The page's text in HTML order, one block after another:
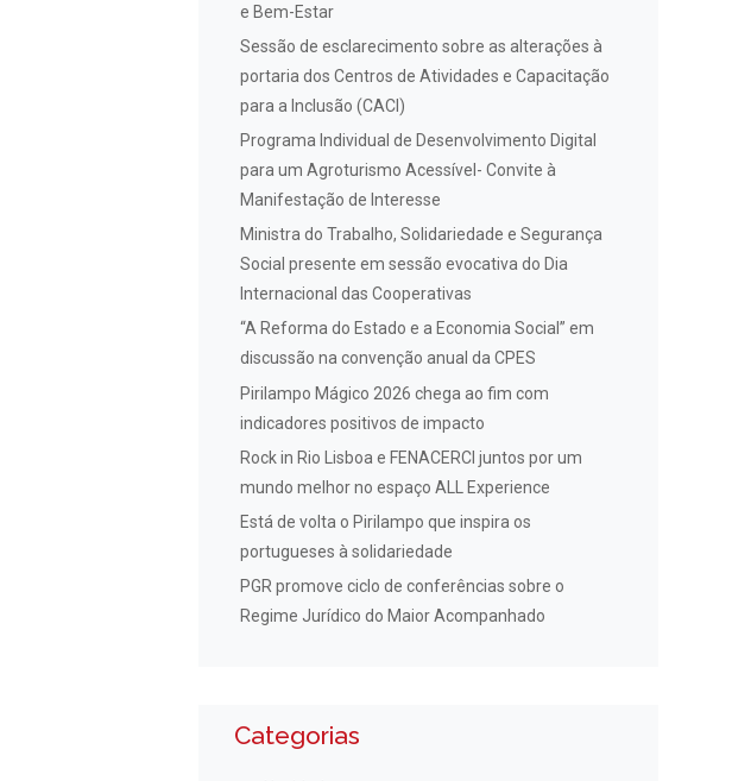
e Bem-Estar
Sessão de esclarecimento sobre as alterações à
portaria dos Centros de Atividades e Capacitação
para a Inclusão (CACI)
Programa Individual de Desenvolvimento Digital
para um Agroturismo Acessível- Convite à
Manifestação de Interesse
Ministra do Trabalho, Solidariedade e Segurança
Social presente em sessão evocativa do Dia
Internacional das Cooperativas
“A Reforma do Estado e a Economia Social” em
discussão na convenção anual da CPES
Pirilampo Mágico 2026 chega ao fim com
indicadores positivos de impacto
Rock in Rio Lisboa e FENACERCI juntos por um
mundo melhor no espaço ALL Experience
Está de volta o Pirilampo que inspira os
portugueses à solidariedade
PGR promove ciclo de conferências sobre o
Regime Jurídico do Maior Acompanhado
Categorias